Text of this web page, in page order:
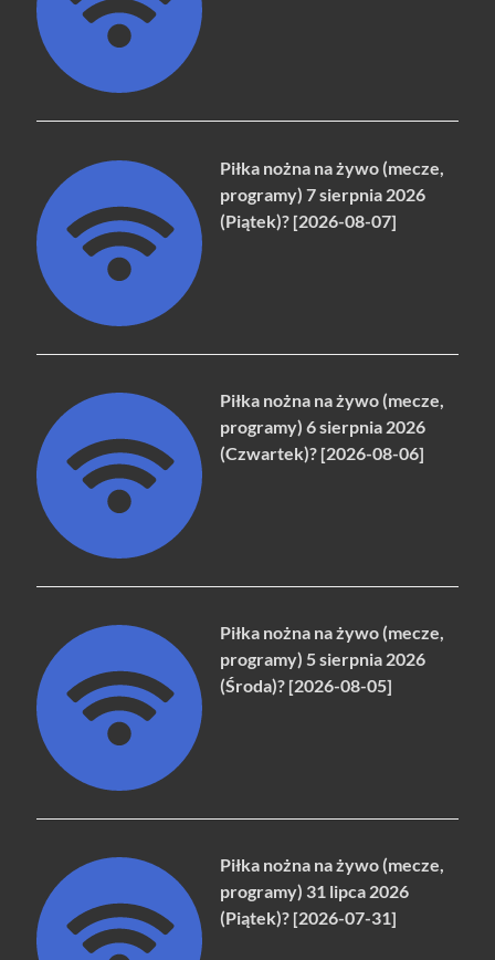
Piłka nożna na żywo (mecze,
programy) 7 sierpnia 2026
(Piątek)? [2026-08-07]
Piłka nożna na żywo (mecze,
programy) 6 sierpnia 2026
(Czwartek)? [2026-08-06]
Piłka nożna na żywo (mecze,
programy) 5 sierpnia 2026
(Środa)? [2026-08-05]
Piłka nożna na żywo (mecze,
programy) 31 lipca 2026
(Piątek)? [2026-07-31]